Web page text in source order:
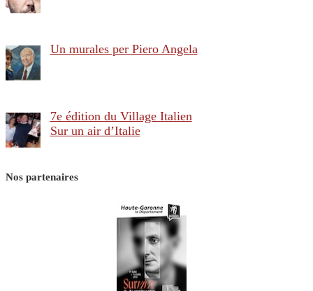
Un murales per Piero Angela
7e édition du Village Italien
Sur un air d’Italie
Nos partenaires